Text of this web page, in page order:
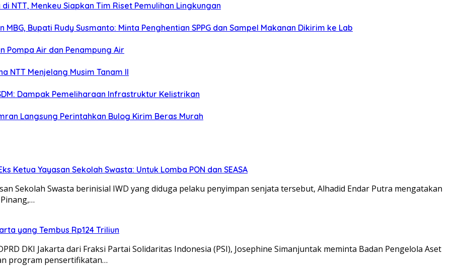
NTT, Menkeu Siapkan Tim Riset Pemulihan Lingkungan
Bupati Rudy Susmanto: Minta Penghentian SPPG dan Sampel Makanan Dikirim ke Lab
Pompa Air dan Penampung Air
NTT Menjelang Musim Tanam II
Dampak Pemeliharaan Infrastruktur Kelistrikan
Langsung Perintahkan Bulog Kirim Beras Murah
Ketua Yayasan Sekolah Swasta: Untuk Lomba PON dan SEASA
Sekolah Swasta berinisial IWD yang diduga pelaku penyimpan senjata tersebut, Alhadid Endar Putra mengatakan
yang Tembus Rp124 Triliun
DKI Jakarta dari Fraksi Partai Solidaritas Indonesia (PSI), Josephine Simanjuntak meminta Badan Pengelola Aset
program pensertifikatan…